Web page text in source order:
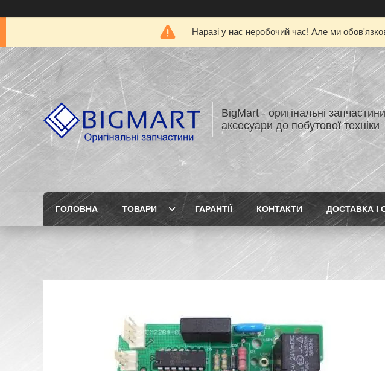
Наразі у нас неробочий час! Але ми
BigMart - оригінальні
аксесуари до побутової техніки
ГОЛОВНА ТОВАРИ ГАРАНТІЇ КОНТАКТИ ДОСТАВКА І